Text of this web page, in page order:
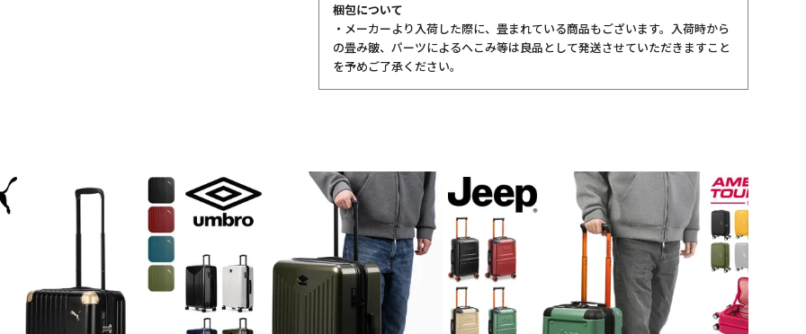
梱包について
・メーカーより入荷した際に、畳まれている商品もございます。入荷時から
の畳み皺、パーツによるへこみ等は良品として発送させていただきますこと
を予めご了承ください。